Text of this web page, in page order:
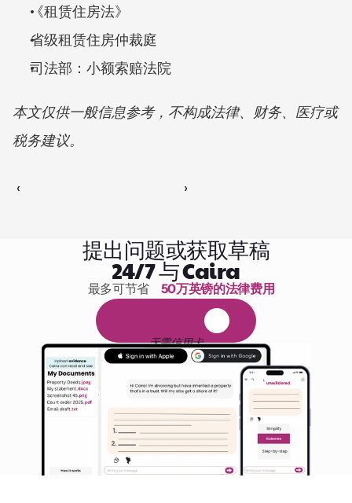
《租赁住房法》
省级租赁住房仲裁庭
司法部：小额索赔法院
本文仅供一般信息参考，不构成法律、财务、医疗或
税务建议。
‹ ›
提出问题或获取草稿
24/7 与 Caira
1,000小时的阅读
最多可节省 50万英镑的法律费用
无需信用卡